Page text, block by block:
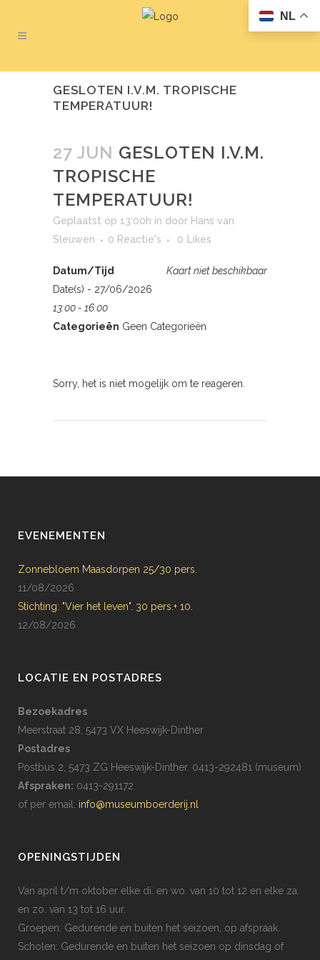
GESLOTEN I.V.M. TROPISCHE
TEMPERATUUR!
27 JUN GESLOTEN I.V.M.
TROPISCHE
TEMPERATUUR!
Geplaatst op 13:00h in door Hans van
Sleuwen
0 Reactie's 0 Likes
Kaart niet beschikbaar
Datum/Tijd
Date(s) - 27/06/2026
13:00 - 16:00
Categorieën Geen Categorieën
Sorry, het is niet mogelijk om te reageren.
EVENEMENTEN
Zonnebloem Maasdorpen 25/30 pers.
11/08/2026
Stichting: "Vier het leven". 30 pers.+ 10.
12/08/2026
LOCATIE EN POSTADRES
Bezoekadres
Meerstraat 28, 5473 VX Heeswijk-Dinther
Postadres
Postbus 2, 5473 ZG Heeswijk-Dinther. 0413-292481 (museum)
Afspraken: 0413-291172
of per email: info@museumboerderij.nl
OPENINGSTIJDEN
Van april t/m oktober elke di. en wo. van 10 tot 12 en elke za.
en zo. van 13 tot 16 uur.
Groepen: Gedurende en buiten het seizoen, op afspraak.
Scholen: Gedurende en buiten het seizoen op dinsdag of
NL